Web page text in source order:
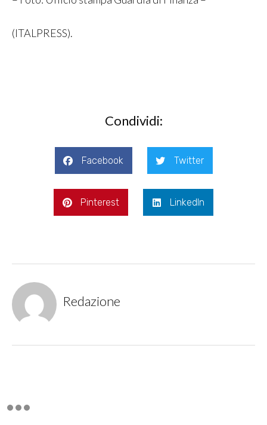
(ITALPRESS).
Condividi:
Facebook Twitter
Pinterest LinkedIn
Redazione